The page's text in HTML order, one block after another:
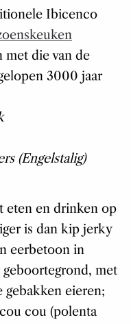
Ibicenco
die van de
3000 jaar
(Engelstalig)
eten en drinken op
is dan kip jerky
eerbetoon in
met
gebakken eieren;
cou (polenta